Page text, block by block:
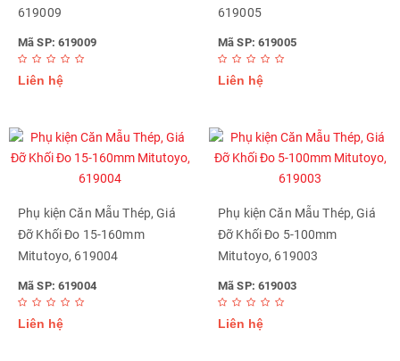
619009
Mã SP: 619009
Liên hệ
619005
Mã SP: 619005
Liên hệ
Phụ kiện Căn Mẫu Thép, Giá
Đỡ Khối Đo 15-160mm
Mitutoyo, 619004
Mã SP: 619004
Liên hệ
Phụ kiện Căn Mẫu Thép, Giá
Đỡ Khối Đo 5-100mm
Mitutoyo, 619003
Mã SP: 619003
Liên hệ